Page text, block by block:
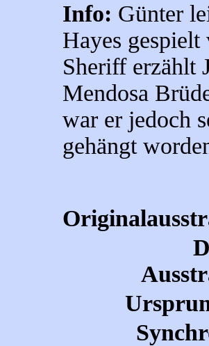
Info: Günter
Hayes
Sheriff erzählt
Mendosa
war er jedoch
gehängt